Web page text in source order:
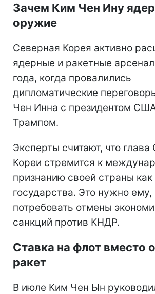
Зачем Ким Чен Ину
оружие
Северная Корея активно
ядерные и ракетные
года, когда провалились
дипломатические
Чен Инна с президентом
Трампом.
Эксперты считают, что
Кореи стремится к
признанию своей страны как
государства. Это нужно ему,
потребовать отмены
санкций против КНДР.
Ставка на флот вместо
ракет
В июле Ким Чен Ын